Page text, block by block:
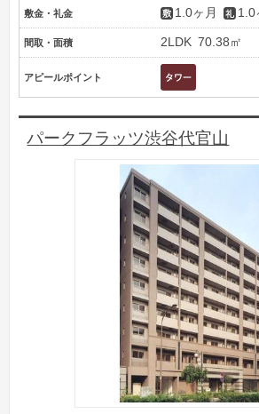
敷金・礼金 1.0ヶ月 1.0
間取・面積 2LDK 70.38㎡
アピールポイント
パークフラッツ渋谷代官山